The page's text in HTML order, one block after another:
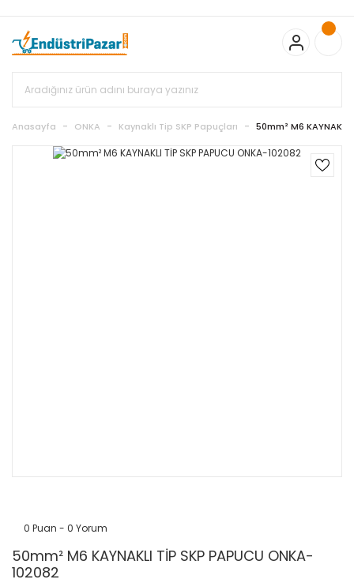
Bayonet J Tip Termokupul Ürünlerinde 50 Adet Alımlarda
Sepette Ekstra %5 İskonto...
50.000,00TL ve Üzeri EMKO Ürünleri
Alışverişlerinizde Sepette %5 EK İNDİRİM...
%15 İskonto... 50.000,00TL ve Üzeri GEMO Ürünleri
Alışverişlerinizde Sepette %3 EK İNDİRİM...
Standart Bayonet J Tip Termokupul Ürünlerinde 100 Adet
Anasayfa ONKA Kaynaklı Tip SKP Papuçları 50mm² M6 KAYNAKLI
0 Puan - 0 Yorum
50mm² M6 KAYNAKLI TİP SKP PAPUCU ONKA-
102082